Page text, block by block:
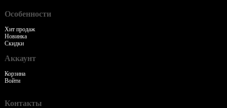
Особенности
Хит продаж
Новинка
Скидки
Аккаунт
Корзина
Войти
Контакты